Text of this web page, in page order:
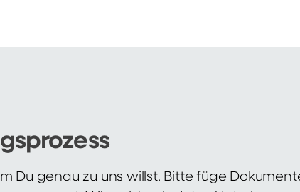
Du genau zu uns willst. Bitte füge